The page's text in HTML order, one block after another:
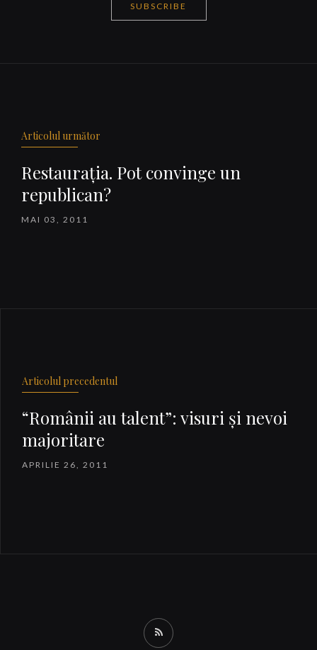
SUBSCRIBE
Articolul următor
Restauraţia. Pot convinge un
republican?
MAI 03, 2011
Articolul precedentul
“Românii au talent”: visuri şi nevoi
majoritare
APRILIE 26, 2011
RSS